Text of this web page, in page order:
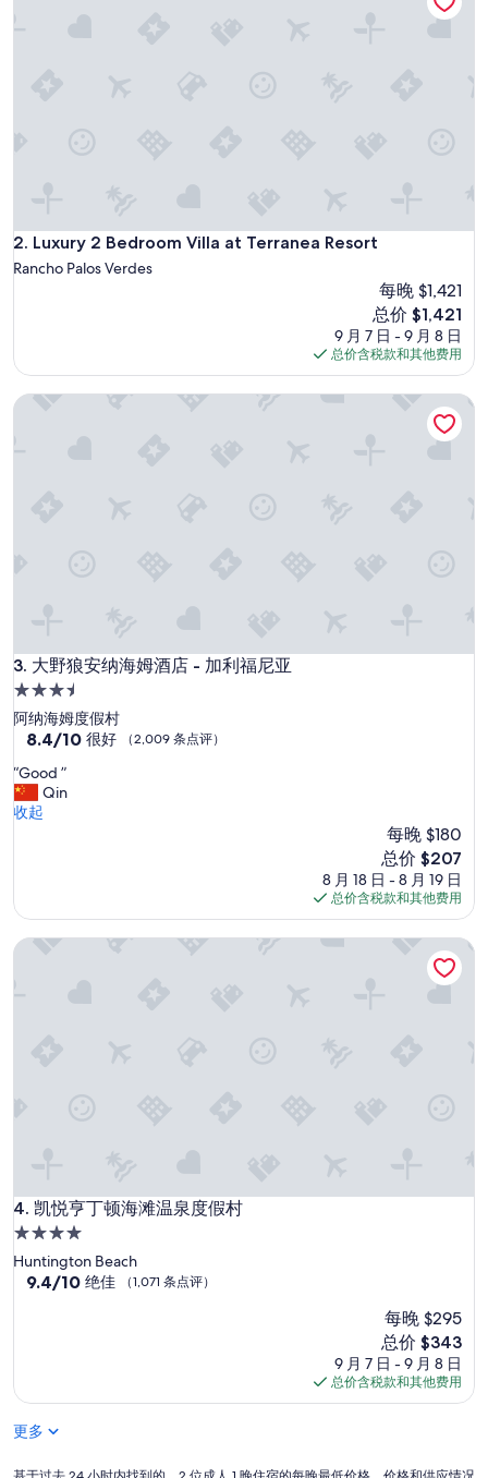
2. Luxury 2 Bedroom Villa at Terranea Resort
Luxury 2 Bedroom Villa at Terranea Resort
Rancho Palos Verdes
每晚 $1,421
新
价
格
$1,421
总价 $1,421
9 月 7 日 - 9 月 8 日
总价含税款和其他费用
3. 大野狼安纳海姆酒店 - 加利福尼亚
大野狼安纳海姆酒店 - 加利福尼亚
3.5
星
住
宿
阿纳海姆度假村
8.4
总
10，
8.4/10 很好 （2,009 条点评）
“
G
o
“Good ”
Qin
收起
每晚 $180
新
价
格
$207
总价 $207
8 月 18 日 - 8 月 19 日
总价含税款和其他费用
大野狼安纳海姆酒店 - 加利福尼亚
4. 凯悦亨丁顿海滩温泉度假村
凯悦亨丁顿海滩温泉度假村
4.0
星
住
Huntington Beach
9.4
佳，
条
9.4/10 绝佳 （1,071 条点评）
每晚 $295
新
价
格
$343
总价 $343
9 月 7 日 - 9 月 8 日
总价含税款和其他费用
凯悦亨丁顿海滩温泉度假村
更多